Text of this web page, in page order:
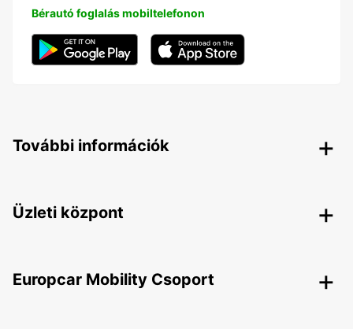
Bérautó foglalás mobiltelefonon
További információk
Üzleti központ
Europcar Mobility Csoport